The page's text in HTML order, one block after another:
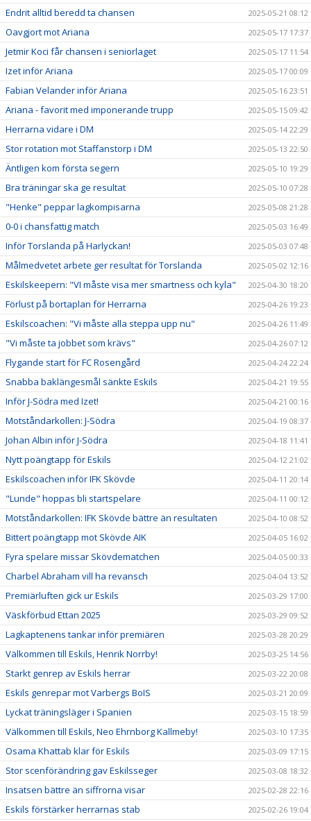
Endrit alltid beredd ta chansen 2025-05-21 08:12
Oavgjort mot Ariana 2025-05-17 17:37
Jetmir Koci får chansen i seniorlaget 2025-05-17 11:54
Izet inför Ariana 2025-05-17 00:09
Fabian Velander inför Ariana 2025-05-16 23:51
Ariana - favorit med imponerande trupp 2025-05-15 09:42
Herrarna vidare i DM 2025-05-14 22:29
Stor rotation mot Staffanstorp i DM 2025-05-13 22:50
Äntligen kom första segern 2025-05-10 19:29
Bra träningar ska ge resultat 2025-05-10 07:28
"Henke" peppar lagkompisarna 2025-05-08 21:28
0-0 i chansfattig match 2025-05-03 16:49
Inför Torslanda på Harlyckan! 2025-05-03 07:48
Målmedvetet arbete ger resultat för Torslanda 2025-05-02 12:16
Eskilskeepern: "VI måste visa mer smartness och kyla" 2025-04-30 18:20
Förlust på bortaplan för Herrarna 2025-04-26 19:23
Eskilscoachen: "Vi måste alla steppa upp nu" 2025-04-26 11:49
"Vi måste ta jobbet som krävs" 2025-04-26 07:12
Flygande start för FC Rosengård 2025-04-24 22:24
Snabba baklängesmål sänkte Eskils 2025-04-21 19:55
Inför J-Södra med Izet! 2025-04-21 00:16
Motståndarkollen: J-Södra 2025-04-19 08:37
Johan Albin inför J-Södra 2025-04-18 11:41
Nytt poängtapp för Eskils 2025-04-12 21:02
Eskilscoachen inför IFK Skövde 2025-04-11 20:14
"Lunde" hoppas bli startspelare 2025-04-11 00:12
Motståndarkollen: IFK Skövde bättre än resultaten 2025-04-10 08:52
Bittert poängtapp mot Skövde AIK 2025-04-05 16:02
Fyra spelare missar Skövdematchen 2025-04-05 00:33
Charbel Abraham vill ha revansch 2025-04-04 13:52
Premiärluften gick ur Eskils 2025-03-29 17:00
Väskförbud Ettan 2025 2025-03-29 09:52
Lagkaptenens tankar inför premiären 2025-03-28 20:29
Välkommen till Eskils, Henrik Norrby! 2025-03-25 14:56
Starkt genrep av Eskils herrar 2025-03-22 20:08
Eskils genrepar mot Varbergs BoIS 2025-03-21 20:09
Lyckat träningsläger i Spanien 2025-03-15 18:59
Välkommen till Eskils, Neo Ehrnborg Kallmeby! 2025-03-10 17:35
Osama Khattab klar för Eskils 2025-03-09 17:15
Stor scenförändring gav Eskilsseger 2025-03-08 18:32
Insatsen bättre än siffrorna visar 2025-02-28 22:16
Eskils förstärker herrarnas stab 2025-02-26 19:04